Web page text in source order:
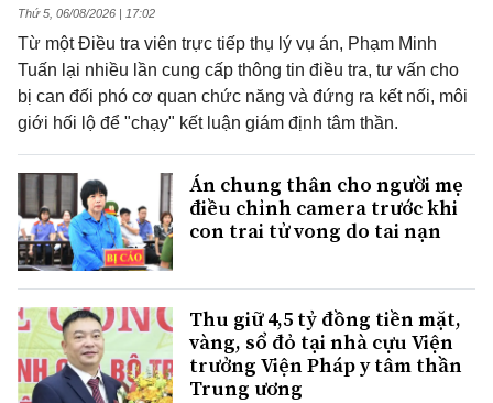
Thứ 5, 06/08/2026 | 17:02
Từ một Điều tra viên trực tiếp thụ lý vụ án, Phạm Minh
Tuấn lại nhiều lần cung cấp thông tin điều tra, tư vấn cho
bị can đối phó cơ quan chức năng và đứng ra kết nối, môi
giới hối lộ để "chạy" kết luận giám định tâm thần.
Án chung thân cho người mẹ
điều chỉnh camera trước khi
con trai tử vong do tai nạn
Thu giữ 4,5 tỷ đồng tiền mặt,
vàng, sổ đỏ tại nhà cựu Viện
trưởng Viện Pháp y tâm thần
Trung ương